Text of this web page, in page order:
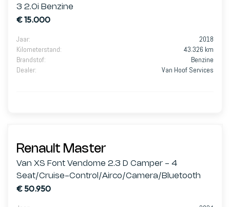
3 2.0i Benzine
€ 15.000
Jaar:
2018
Kilometerstand:
43.326 km
Brandstof:
Benzine
Dealer: Van Hoof Services
Renault Master
Van XS Font Vendome 2.3 D Camper - 4
Seat/Cruise-Control/Airco/Camera/Bluetooth
€ 50.950